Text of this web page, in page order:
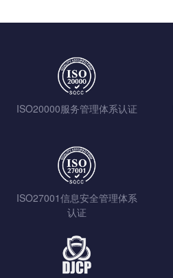
ISO20000服务管理体系认证
ISO27001信息安全管理体系
认证